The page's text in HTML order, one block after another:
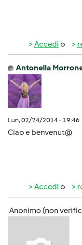
Accedi o
Antonella
Lun, 02/24/2014 - 19:46
Ciao e benvenut@
Accedi o
Anonimo (non